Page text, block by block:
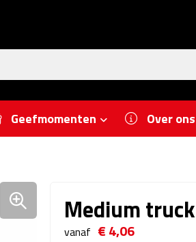
Geefmomenten Over ons
Medium
vanaf € 4,06